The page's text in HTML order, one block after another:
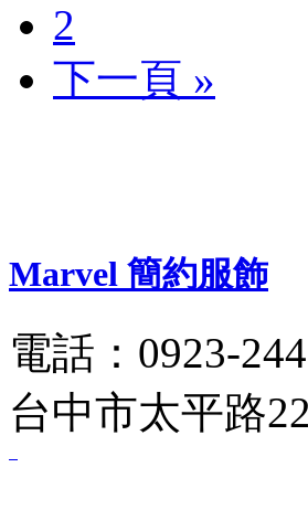
2
下一頁 »
Marvel 簡約服飾
電話：0923-
台中市太平路